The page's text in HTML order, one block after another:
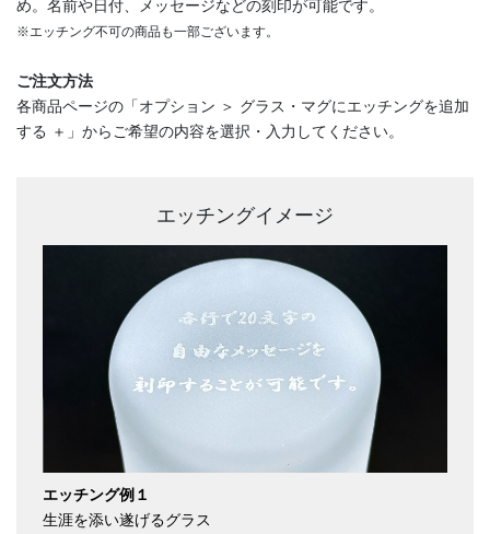
め。名前や日付、メッセージなどの刻印が可能です。
※エッチング不可の商品も一部ございます。
ご注文方法
各商品ページの「オプション ＞ グラス・マグにエッチングを追加
する ＋」からご希望の内容を選択・入力してください。
エッチングイメージ
エッチング例１
生涯を添い遂げるグラス